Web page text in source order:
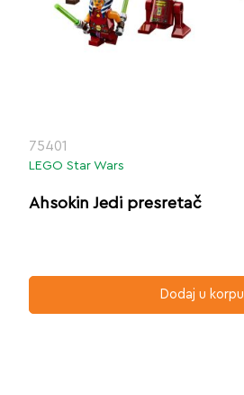
75401
LEGO Star Wars
Ahsokin Jedi presretač
Dodaj u korpu